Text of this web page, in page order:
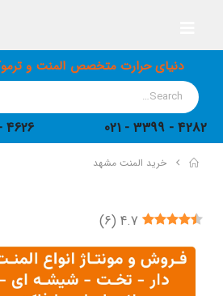
دنیای حرارت متخصص المنت و
4282 - 3399 - 021
4626 - 246 - 0935
خرید المنت مشهد
4.7
(
6
)